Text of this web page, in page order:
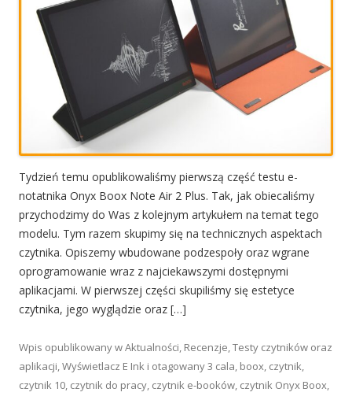
Tydzień temu opublikowaliśmy pierwszą część testu e-
notatnika Onyx Boox Note Air 2 Plus. Tak, jak obiecaliśmy
przychodzimy do Was z kolejnym artykułem na temat tego
modelu. Tym razem skupimy się na technicznych aspektach
czytnika. Opiszemy wbudowane podzespoły oraz wgrane
oprogramowanie wraz z najciekawszymi dostępnymi
aplikacjami. W pierwszej części skupiliśmy się estetyce
czytnika, jego wyglądzie oraz […]
Wpis opublikowany wAktualności, Recenzje,Testy czytników oraz
aplikacji,Wyświetlacz E Ink i otagowany3 cala, boox, czytnik,
czytnik 10, czytnik do pracy, czytnik e-booków, czytnik Onyx Boox,